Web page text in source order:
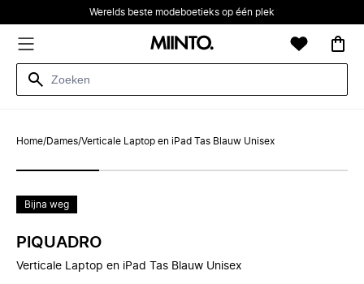
Werelds beste modeboetieks op één plek
Home/Dames/Verticale Laptop en iPad Tas Blauw Unisex
Bijna weg
PIQUADRO
Verticale Laptop en iPad Tas Blauw Unisex